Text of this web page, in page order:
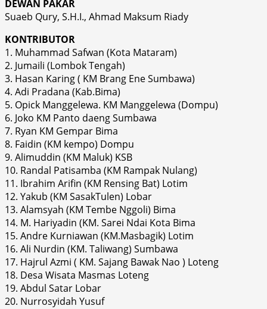
DEWAN PAKAR
Suaeb Qury, S.H.I., Ahmad Maksum Riady
KONTRIBUTOR
1. Muhammad Safwan (Kota Mataram)
2. Jumaili (Lombok Tengah)
3. Hasan Karing ( KM Brang Ene Sumbawa)
4. Adi Pradana (Kab.Bima)
5. Opick Manggelewa. KM Manggelewa (Dompu)
6. Joko KM Panto daeng Sumbawa
7. Ryan KM Gempar Bima
8. Faidin (KM kempo) Dompu
9. Alimuddin (KM Maluk) KSB
10. Randal Patisamba (KM Rampak Nulang)
11. Ibrahim Arifin (KM Rensing Bat) Lotim
12. Yakub (KM SasakTulen) Lobar
13. Alamsyah (KM Tembe Nggoli) Bima
14. M. Hariyadin (KM. Sarei Ndai Kota Bima
15. Andre Kurniawan (KM.Masbagik) Lotim
16. Ali Nurdin (KM. Taliwang) Sumbawa
17. Hajrul Azmi ( KM. Sajang Bawak Nao ) Loteng
18. Desa Wisata Masmas Loteng
19. Abdul Satar Lobar
20. Nurrosyidah Yusuf